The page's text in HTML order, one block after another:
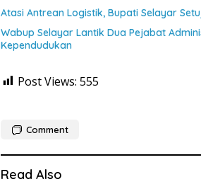
Atasi Antrean Logistik, Bupati Selayar
Wabup Selayar Lantik Dua Pejabat
Kependudukan
Post Views: 555
Comment
Read Also